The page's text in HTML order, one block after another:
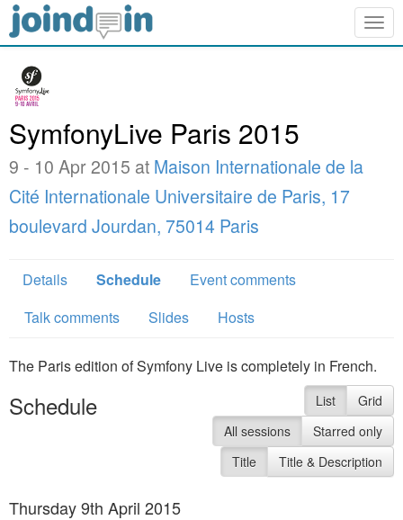
SymfonyLive Paris 2015
9 - 10 Apr 2015 at Maison Internationale de la
Cité Internationale Universitaire de Paris, 17
boulevard Jourdan, 75014 Paris
Details Schedule
Event comments
Talk comments
Slides Hosts
The Paris edition of Symfony Live is completely in French.
Schedule List
Grid
All sessions
Starred only
Title
Title & Description
Thursday 9th April 2015